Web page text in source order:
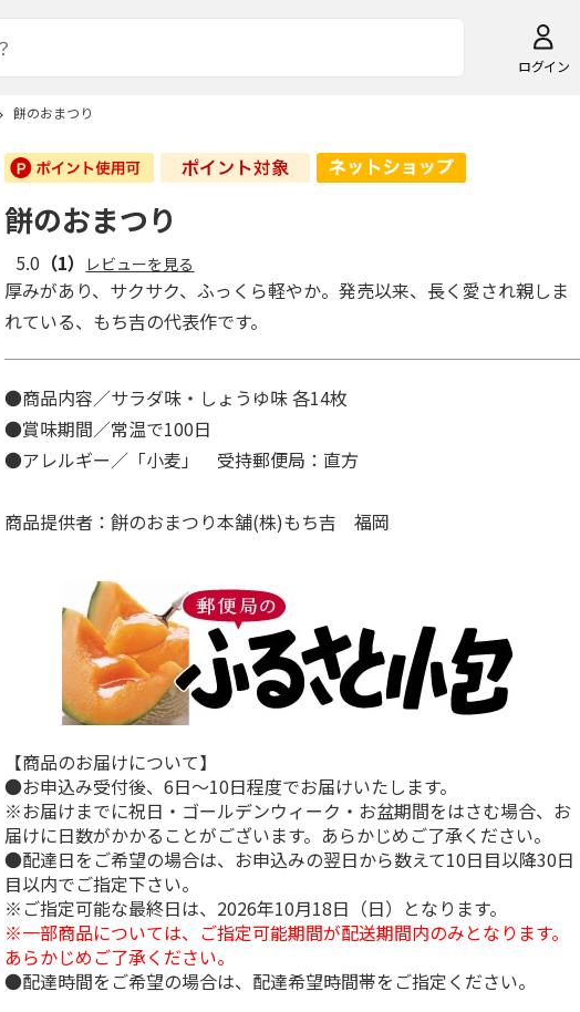
ログイン
餅のおまつり
餅のおまつり
5.0 （1） レビューを見る
厚みがあり、サクサク、ふっくら軽やか。発売以来、長く愛され親しま
れている、もち吉の代表作です。
●商品内容／サラダ味・しょうゆ味 各14枚
●賞味期間／常温で100日
●アレルギー／「小麦」 受持郵便局：直方
商品提供者：餅のおまつり本舗(株)もち吉 福岡
【商品のお届けについて】
●お申込み受付後、6日～10日程度でお届けいたします。
※お届けまでに祝日・ゴールデンウィーク・お盆期間をはさむ場合、お
届けに日数がかかることがございます。あらかじめご了承ください。
●配達日をご希望の場合は、お申込みの翌日から数えて10日目以降30日
目以内でご指定下さい。
※ご指定可能な最終日は、2026年10月18日（日）となります。
※一部商品については、ご指定可能期間が配送期間内のみとなります。
あらかじめご了承ください。
●配達時間をご希望の場合は、配達希望時間帯をご指定ください。